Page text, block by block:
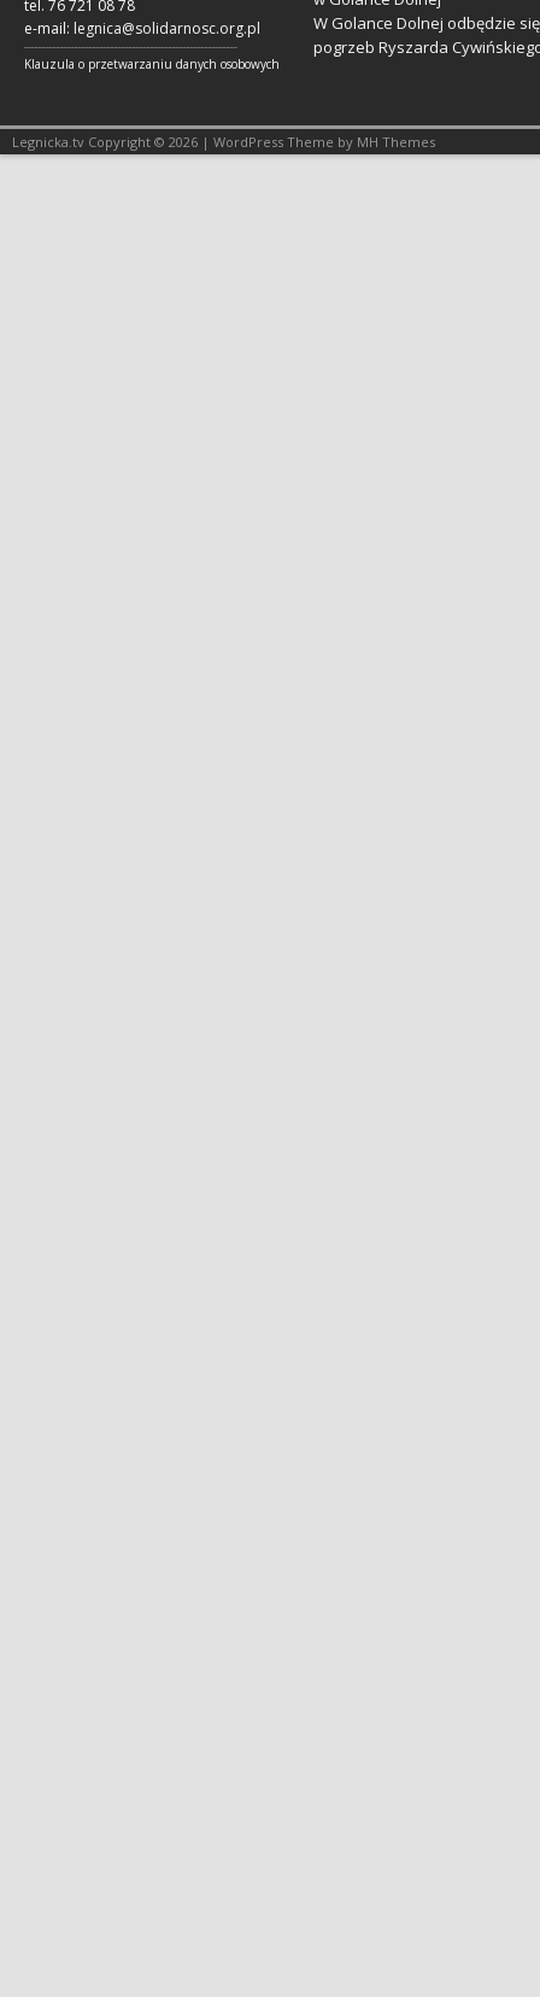
tel. 76 721 08 78
e-mail: legnica@solidarnosc.org.pl
Klauzula o przetwarzaniu danych osobowych
W Golance Dolnej odbędzie się
pogrzeb Ryszarda
Legnicka.tv Copyright © 2026 | WordPress Theme by MH Themes